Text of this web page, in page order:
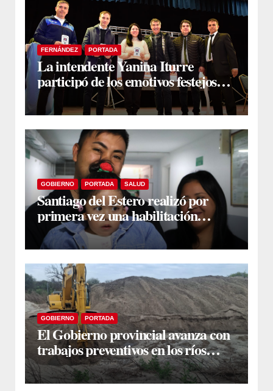
FERNÁNDEZ PORTADA
La intendente Yanina Iturre
participó de los emotivos festejos
por el Aniversario del Taekwon-Do
en Fernández
GOBIERNO PORTADA SALUD
Santiago del Estero realizó por
primera vez una habilitación
auditiva con vincha de conducción
ósea
GOBIERNO PORTADA
El Gobierno provincial avanza con
trabajos preventivos en los ríos
Dulce y Salado y en los Bajos
Submeridionales